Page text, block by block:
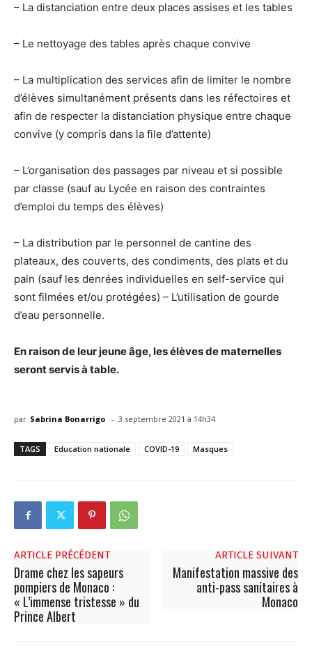
– La distanciation entre deux places assises et les tables
– Le nettoyage des tables après chaque convive
– La multiplication des services afin de limiter le nombre
d’élèves simultanément présents dans les réfectoires et
afin de respecter la distanciation physique entre chaque
convive (y compris dans la file d’attente)
– L’organisation des passages par niveau et si possible
par classe (sauf au Lycée en raison des contraintes
d’emploi du temps des élèves)
– La distribution par le personnel de cantine des
plateaux, des couverts, des condiments, des plats et du
pain (sauf les denrées individuelles en self-service qui
sont filmées et/ou protégées) – L’utilisation de gourde
d’eau personnelle.
En raison de leur jeune âge, les élèves de maternelles
seront servis à table.
par Sabrina Bonarrigo - 3 septembre 2021 à 14h34
TAGS Education nationale COVID-19 Masques
ARTICLE PRÉCÉDENT
Drame chez les sapeurs
pompiers de Monaco :
« L’immense tristesse » du
Prince Albert
ARTICLE SUIVANT
Manifestation massive des
anti-pass sanitaires à
Monaco